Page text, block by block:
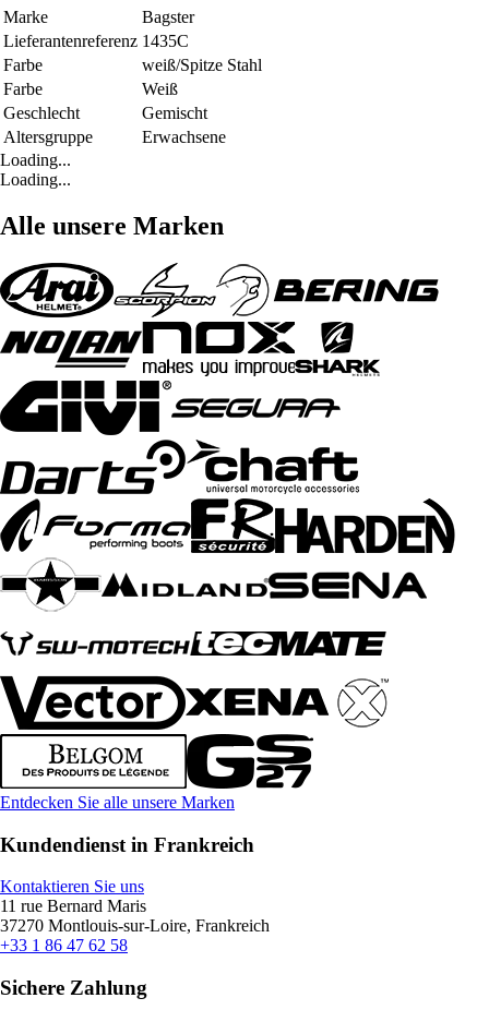
Marke
Bagster
Lieferantenreferenz 1435C
Farbe
weiß/Spitze Stahl
Farbe
Weiß
Geschlecht
Gemischt
Altersgruppe
Erwachsene
Loading...
Loading...
Alle unsere Marken
Entdecken Sie alle unsere Marken
Kundendienst in Frankreich
Kontaktieren Sie uns
11 rue Bernard Maris
37270 Montlouis-sur-Loire, Frankreich
+33 1 86 47 62 58
Sichere Zahlung